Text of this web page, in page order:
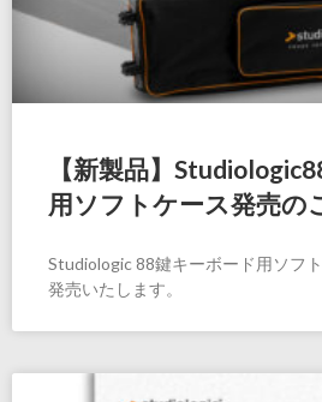
【新製品】
用ソフトケース発売の
Studiologic 88鍵キーボード用ソフ
発売いたします。